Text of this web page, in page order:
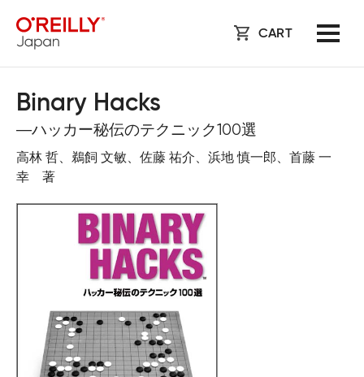
CART
Binary Hacks
―ハッカー秘伝のテクニック100選
高林 哲、鵜飼 文敏、佐藤 祐介、浜地 慎一郎、首藤 一
幸 著